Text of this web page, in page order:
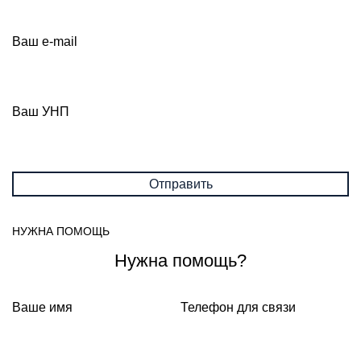
Ваш e-mail
Ваш УНП
НУЖНА ПОМОЩЬ
Нужна помощь?
Ваше имя Телефон для связи